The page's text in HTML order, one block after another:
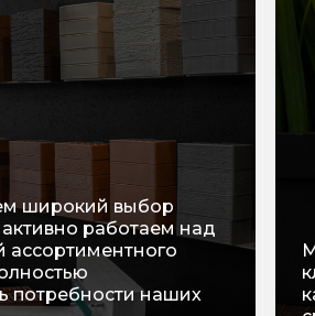
время наших
обрабатываем
и строго соблюдаем